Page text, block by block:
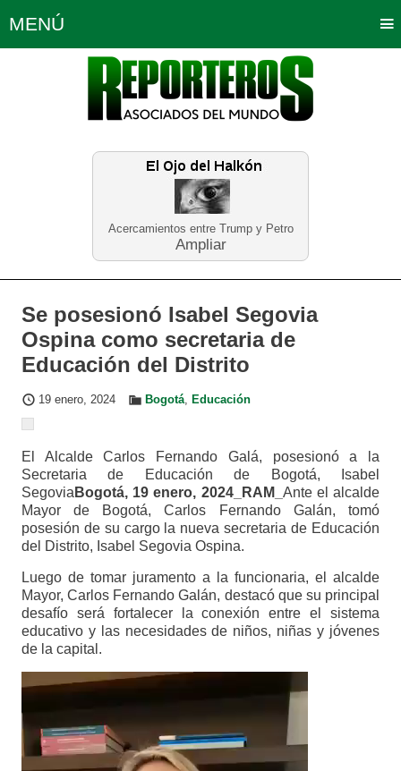
Acercamientos entre Trump y Petro
Ampliar
MENÚ
Política Opinión Bogotá
Planeta Tierra Deportes
Educación Neira
Se posesionó Isabel Segovia
Ospina como secretaria de
Educación del Distrito
19 enero, 2024 Bogotá, Educación
El Alcalde Carlos Fernando Galá, posesionó a la
Secretaria de Educación de Bogotá, Isabel
Segovia Bogotá, 19 enero, 2024_RAM_ Ante el alcalde
Mayor de Bogotá, Carlos Fernando Galán, tomó
posesión de su cargo la nueva secretaria de Educación
del Distrito, Isabel Segovia Ospina.
Luego de tomar juramento a la funcionaria, el alcalde
Mayor, Carlos Fernando Galán, destacó que su principal
desafío será fortalecer la conexión entre el sistema
educativo y las necesidades de niños, niñas y jóvenes
de la capital.
Reproductor
de
vídeo